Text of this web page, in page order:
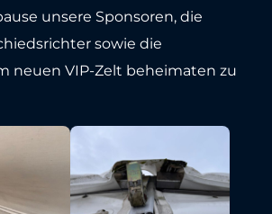
unsere Sponsoren, die
sowie die
neuen VIP-Zelt beheimaten zu